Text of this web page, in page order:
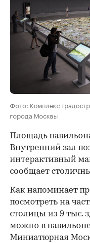
Фото: Комплекс
города Москвы
Площадь
Внутренний зал
интерактивный
сообщает
Как напоминает
посмотреть на
столицы из 9 тыс.
можно в
Миниатюрная